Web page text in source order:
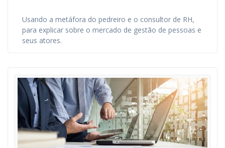
Usando a metáfora do pedreiro e o consultor de RH,
para explicar sobre o mercado de gestão de pessoas e
seus atores.